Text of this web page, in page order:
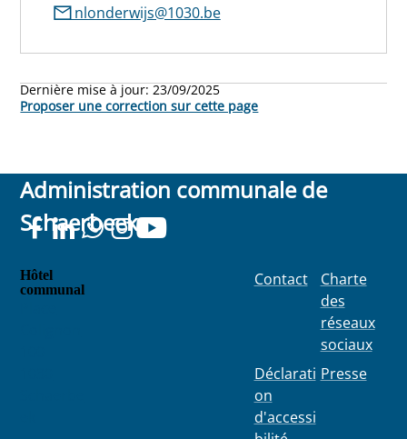
nlonderwijs@1030.be
Dernière mise à jour:23/09/2025
Proposer une correction sur cette page
Administration communale de
Schaerbeek
Hôtel
communal
Contact
Déclarati
on
d'accessi
Charte
des
réseaux
sociaux
Presse